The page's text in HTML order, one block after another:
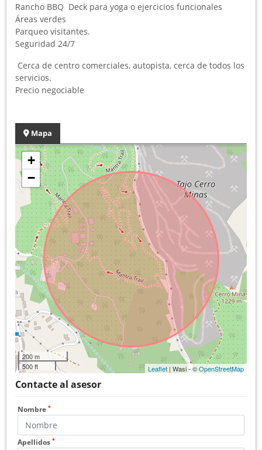
Rancho BBQ Deck para yoga o ejercicios funcionales
Áreas verdes
Parqueo visitantes.
Seguridad 24/7
Cerca de centro comerciales, autopista, cerca de todos los
servicios.
Precio negociable
Mapa
+
−
200 m
500 ft
Leaflet | Wasi - ©OpenStreetMap
Contacte al asesor
Nombre *
Apellidos *